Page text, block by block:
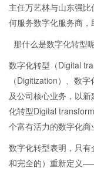
主任万艺林与山东强
何服务数字化服务商，
那什么是数字化转型
数字化转型（Digital
（Digitization）、数
及公司核心业务，以
化转型Digital
个富有活力的数字化商
数字化转型表明，只
和完全的）重新定义